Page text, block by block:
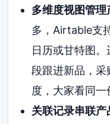
多维度视图管理
多，Airtable支
日历或甘特图
段跟进新品，
度，大家看同一
关联记录串联产